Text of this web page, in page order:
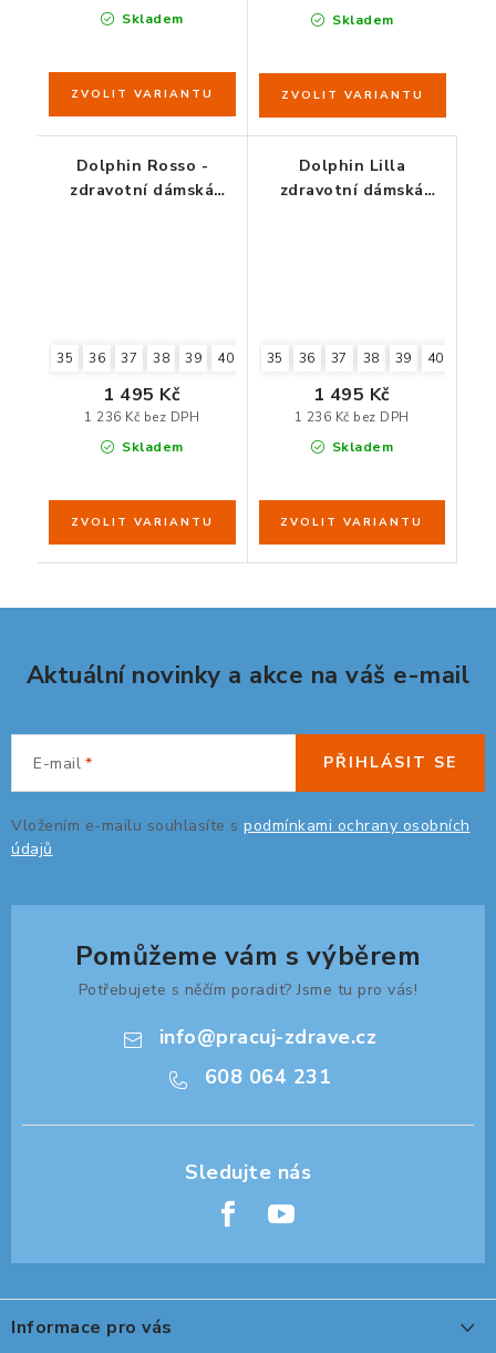
Skladem Skladem
Dolphin Rosso -
zdravotní dámská
35 36 37 38 39 40
Skladem
1 236 Kč bez DPH
1 495 Kč
Dolphin Lilla
zdravotní dámská
35 36 37 38 39 40
Skladem
1 236 Kč bez DPH
1 495 Kč
Aktuální novinky a akce na váš e-mail
E-mail
Vložením e-mailu souhlasíte s podmínkami ochrany osobních
údajů
PŘIHLÁSIT SE
Pomůžeme vám s výběrem
Potřebujete s něčím poradit? Jsme tu pro vás!
info@pracuj-zdrave.cz
608 064 231
á
pInformace pro vás